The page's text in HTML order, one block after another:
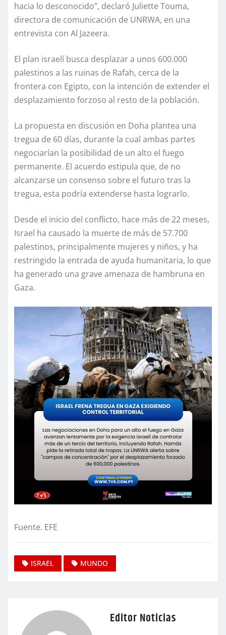
hacia lo desconocido”, declaró Juliette Touma,
directora de comunicación de UNRWA, en una
entrevista con Al Jazeera.
El plan israelí busca desplazar a unos 600.000
palestinos a las ruinas de Rafah, cerca de la
frontera con Egipto, con la intención de extender el
desplazamiento forzoso al resto de la población.
La propuesta en discusión en Doha plantea una
tregua de 60 días, durante la cual ambas partes
negociarían la posibilidad de un alto el fuego
permanente. El acuerdo estipula que, de no
alcanzarse un consenso sobre el futuro tras la
tregua, esta podría extenderse hasta lograrlo.
Desde el inicio del conflicto, hace más de 22 meses,
Israel ha causado la muerte de más de 57.700
palestinos, principalmente mujeres y niños, y ha
restringido la entrada de ayuda humanitaria, lo que
ha generado una grave amenaza de hambruna en
Gaza.
Fuente. EFE
ISRAEL MUNDO
Editor Noticias